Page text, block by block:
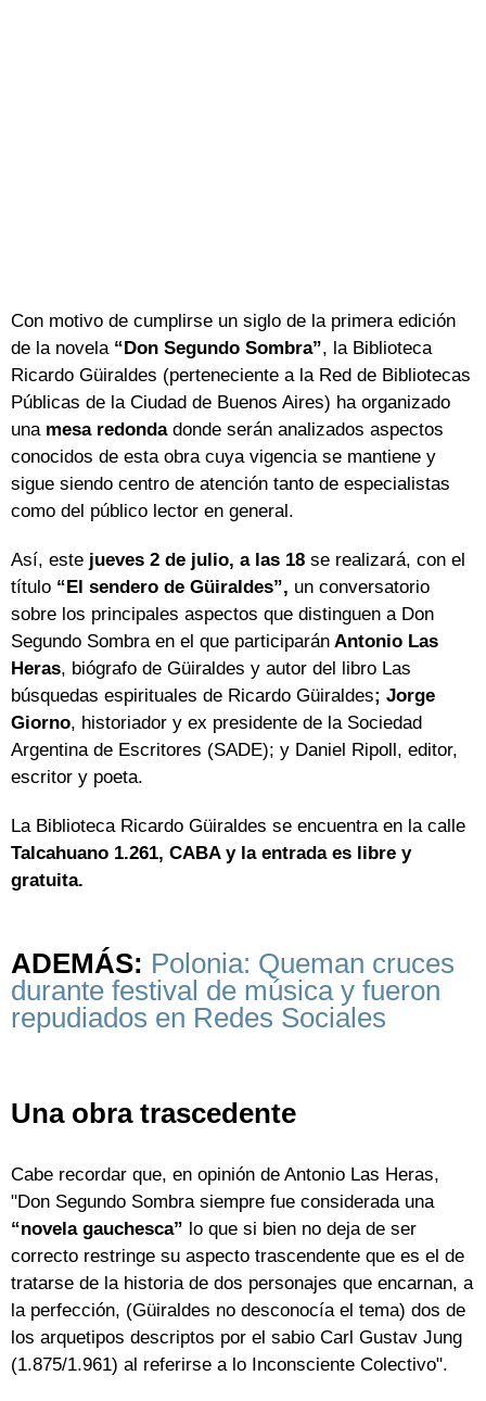
Con motivo de cumplirse un siglo de la primera edición
de la novela“Don Segundo Sombra”, la Biblioteca
Ricardo Güiraldes (perteneciente a la Red de Bibliotecas
Públicas de la Ciudad de Buenos Aires) ha organizado
una mesa redondadonde serán analizados aspectos
conocidos de esta obra cuya vigencia se mantiene y
sigue siendo centro de atención tanto de especialistas
como del público lector en general.
Así, este jueves 2 de julio, a las 18 se realizará, con el
título “El sendero de Güiraldes”, un conversatorio
sobre los principales aspectos que distinguen a Don
Segundo Sombra en el que participarán Antonio Las
Heras, biógrafo de Güiraldes y autor del libro Las
búsquedas espirituales de Ricardo Güiraldes; Jorge
Giorno, historiador y ex presidente de la Sociedad
Argentina de Escritores (SADE); y Daniel Ripoll, editor,
escritor y poeta.
La Biblioteca Ricardo Güiraldes se encuentra en la calle
Talcahuano 1.261, CABA y la entrada es libre y
gratuita.
ADEMÁS: Polonia: Queman cruces
durante festival de música y fueron
repudiados en Redes Sociales
Una obra trascedente
Cabe recordar que, en opinión de Antonio Las Heras,
"Don Segundo Sombra siempre fue considerada una
“novela gauchesca” lo que si bien no deja de ser
correcto restringe su aspecto trascendente que es el de
tratarse de la historia de dos personajes que encarnan, a
la perfección, (Güiraldes no desconocía el tema) dos de
los arquetipos descriptos por el sabio Carl Gustav Jung
(1.875/1.961) al referirse a lo Inconsciente Colectivo".